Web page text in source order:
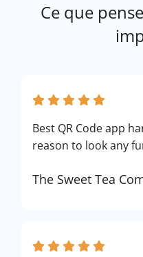
Ce que
Best QR Code app
reason to look any
The Sweet Tea